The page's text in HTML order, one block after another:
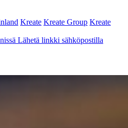
Kreate Kreate Group Kreate
Lähetä linkki sähköpostilla